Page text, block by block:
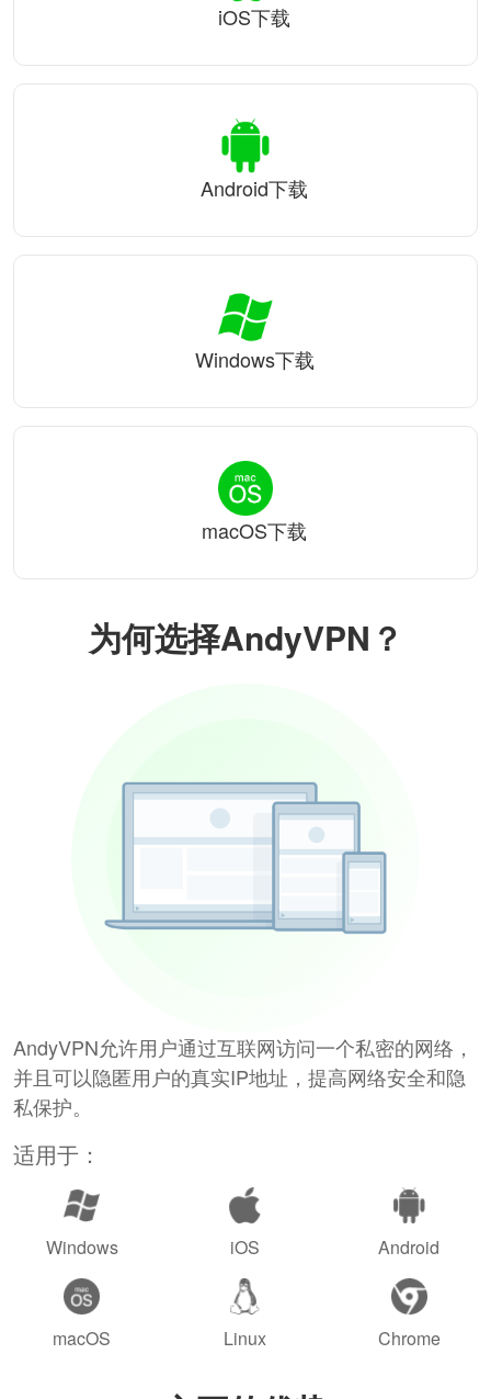
为何选择AndyVPN？
AndyVPN允许用户通过互联网访问一个私密的网络，
并且可以隐匿用户的真实IP地址，提高网络安全和隐
私保护。
适用于：
Windows iOS Android
macOS Linux Chrome
iOS下载
Android下载
Windows下载
macOS下载